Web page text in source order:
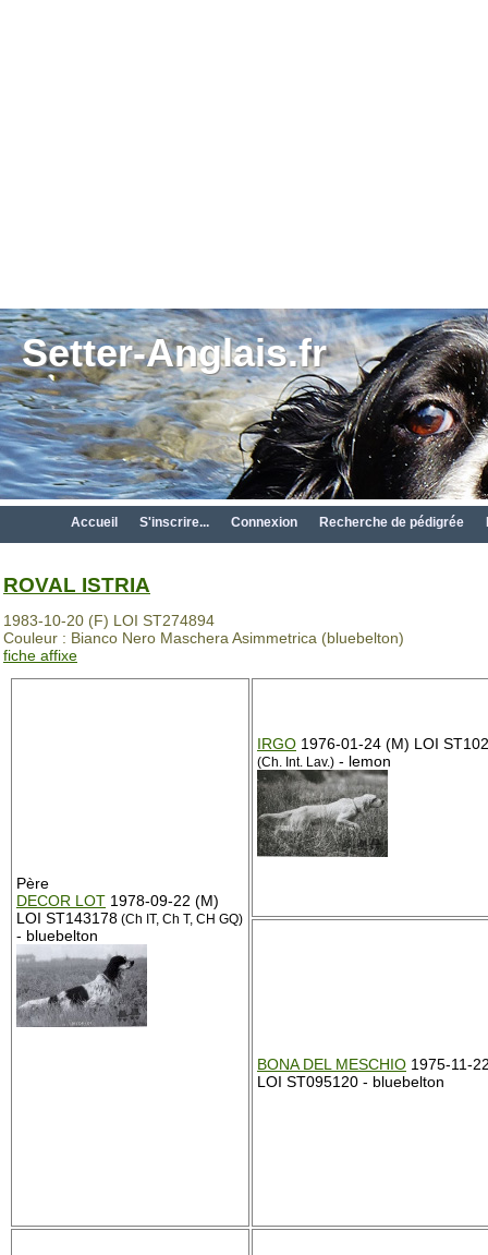
Setter-Anglais.fr
Accueil S'inscrire... Connexion Recherche de pédigrée
ROVAL ISTRIA
1983-10-20 (F) LOI ST274894
Couleur : Bianco Nero Maschera Asimmetrica (bluebelton)
fiche affixe
Père
DECOR LOT 1978-09-22 (M)
LOI ST143178 (Ch IT, Ch T, CH GQ)
- bluebelton
IRGO 1976-01-24 (M) LOI
(Ch. Int. Lav.) - lemon
BONA DEL MESCHIO 1975-11-
LOI ST095120 - bluebelton